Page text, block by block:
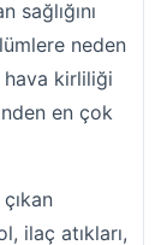
neden
hava kirliliği
en çok
ilaç atıkları,